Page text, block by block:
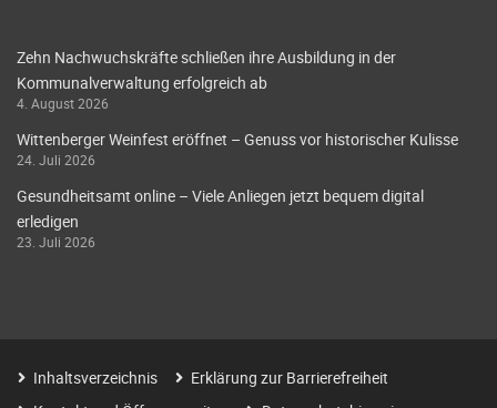
Zehn Nachwuchskräfte schließen ihre Ausbildung in der
Kommunalverwaltung erfolgreich ab
4. August 2026
Wittenberger Weinfest eröffnet – Genuss vor historischer Kulisse
24. Juli 2026
Gesundheitsamt online – Viele Anliegen jetzt bequem digital
erledigen
23. Juli 2026
Inhaltsverzeichnis
Erklärung zur Barrierefreiheit